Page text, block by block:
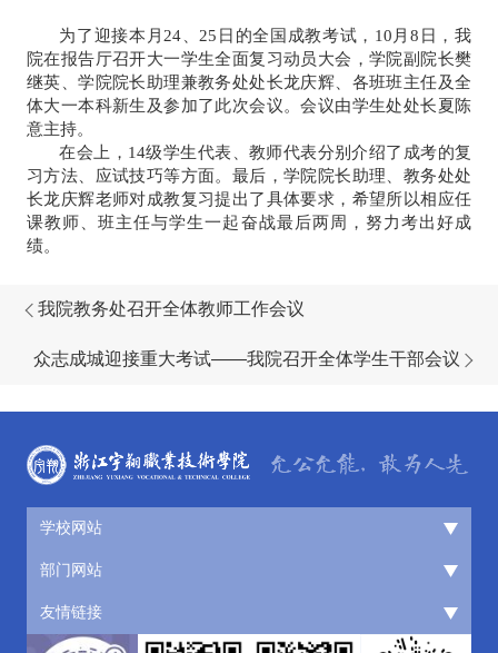
为了迎接本月24、25日的全国成教考试，10月8日，我
院在报告厅召开大一学生全面复习动员大会， 学院副院长樊
继英、学院院长助理兼教务处处长龙庆辉、各班班主任及全
体大一本科新生及参加了此次会议。会议由学生处处长夏陈
意主持。
在会上，14级学生代表、教师代表分别介绍了成考的复
习方法、应试技巧等方面。最后，学院院长助理、教务处处
长龙庆辉老师对成教复习提出了具体要求，希望所以相应任
课教师、班主任与学生一起奋战最后两周，努力考出好成
绩。
我院教务处召开全体教师工作会议
众志成城迎接重大考试——我院召开全体学生干部会议
学校网站
部门网站
友情链接